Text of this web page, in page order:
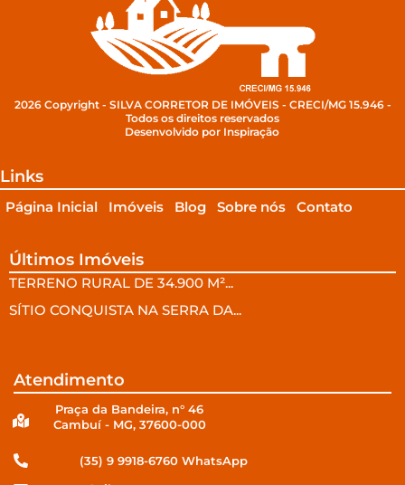
2026 Copyright - SILVA CORRETOR DE IMÓVEIS - CRECI/MG 15.946 -
Todos os direitos reservados
Desenvolvido por Inspiração
Links
Página Inicial Imóveis Blog Sobre nós Contato
Últimos Imóveis
TERRENO RURAL DE 34.900 M²...
SÍTIO CONQUISTA NA SERRA DA...
Atendimento
Praça da Bandeira, n° 46
Cambuí - MG, 37600-000
(35) 9 9918-6760 WhatsApp